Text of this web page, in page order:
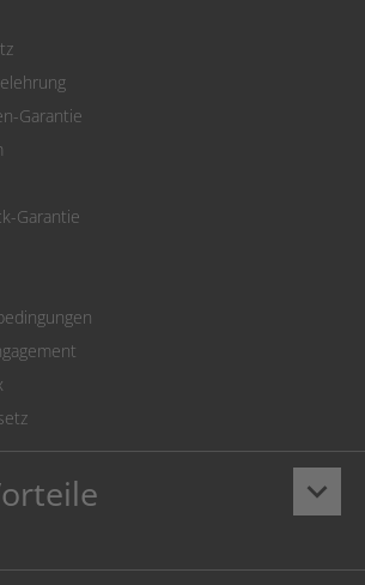
Garantie
Garantie
keyboard_arrow_down
Hausmarke Garantieauf Toner und Tinte